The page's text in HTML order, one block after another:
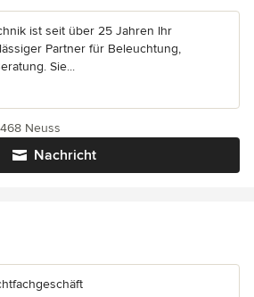
ist seit über 25 Jahren Ihr
Partner für Beleuchtung,
Sie...
Nachricht
Neuss